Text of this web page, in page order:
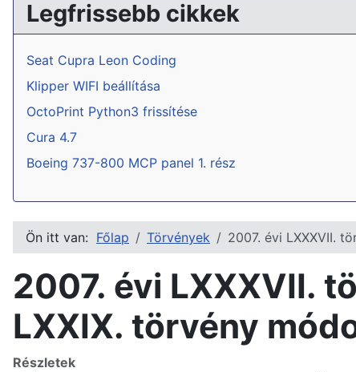
Legfrissebb cikkek
Seat Cupra Leon Coding
Klipper WIFI beállítása
OctoPrint Python3 frissítése
Cura 4.7
Boeing 737-800 MCP panel 1. rész
Ön itt van: Főlap Törvények 2007. évi LXXXVII.
2007. évi LXXXVII.
LXXIX. törvény
Részletek